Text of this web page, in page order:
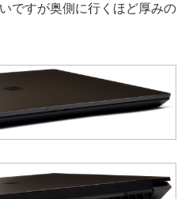
ですが奥側に行くほど厚みの